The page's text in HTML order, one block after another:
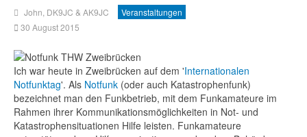
John, DK9JC & AK9JC
Veranstaltungen
30 August 2015
Ich war heute in Zweibrücken auf dem 'Internationalen
Notfunktag'. Als Notfunk (oder auch Katastrophenfunk)
bezeichnet man den Funkbetrieb, mit dem Funkamateure im
Rahmen ihrer Kommunikationsmöglichkeiten in Not- und
Katastrophensituationen Hilfe leisten. Funkamateure